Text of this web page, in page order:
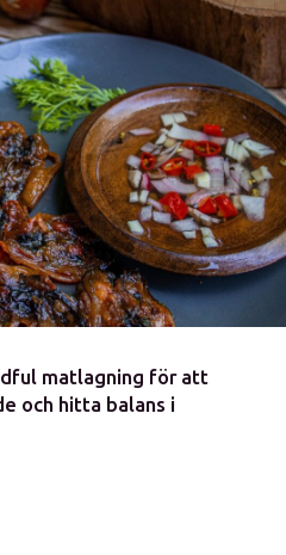
matlagning för att
och hitta balans i